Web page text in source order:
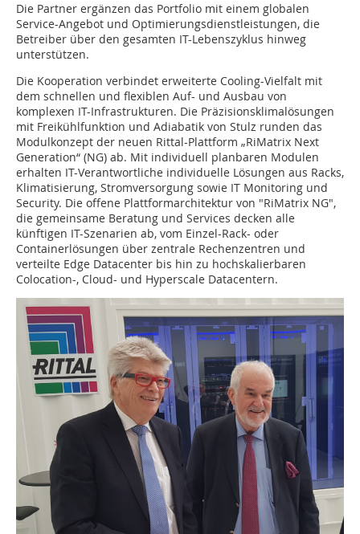
Die Partner ergänzen das Portfolio mit einem globalen
Service-Angebot und Optimierungsdienstleistungen, die
Betreiber über den gesamten IT-Lebenszyklus hinweg
unterstützen.
Die Kooperation verbindet erweiterte Cooling-Vielfalt mit
dem schnellen und flexiblen Auf- und Ausbau von
komplexen IT-Infrastrukturen. Die Präzisionsklimalösungen
mit Freikühlfunktion und Adiabatik von Stulz runden das
Modulkonzept der neuen Rittal-Plattform „RiMatrix Next
Generation“ (NG) ab. Mit individuell planbaren Modulen
erhalten IT-Verantwortliche individuelle Lösungen aus Racks,
Klimatisierung, Stromversorgung sowie IT Monitoring und
Security. Die offene Plattformarchitektur von "RiMatrix NG",
die gemeinsame Beratung und Services decken alle
künftigen IT-Szenarien ab, vom Einzel-Rack- oder
Containerlösungen über zentrale Rechenzentren und
verteilte Edge Datacenter bis hin zu hochskalierbaren
Colocation-, Cloud- und Hyperscale Datacentern.